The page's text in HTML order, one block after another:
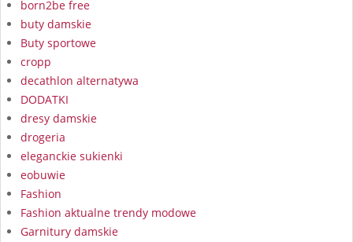
born2be free
buty damskie
Buty sportowe
cropp
decathlon alternatywa
DODATKI
dresy damskie
drogeria
eleganckie sukienki
eobuwie
Fashion
Fashion aktualne trendy modowe
Garnitury damskie